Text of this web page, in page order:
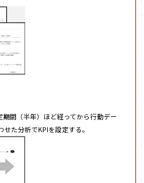
間（半年）ほど経ってから行動デー
た分析でKPIを設定する。